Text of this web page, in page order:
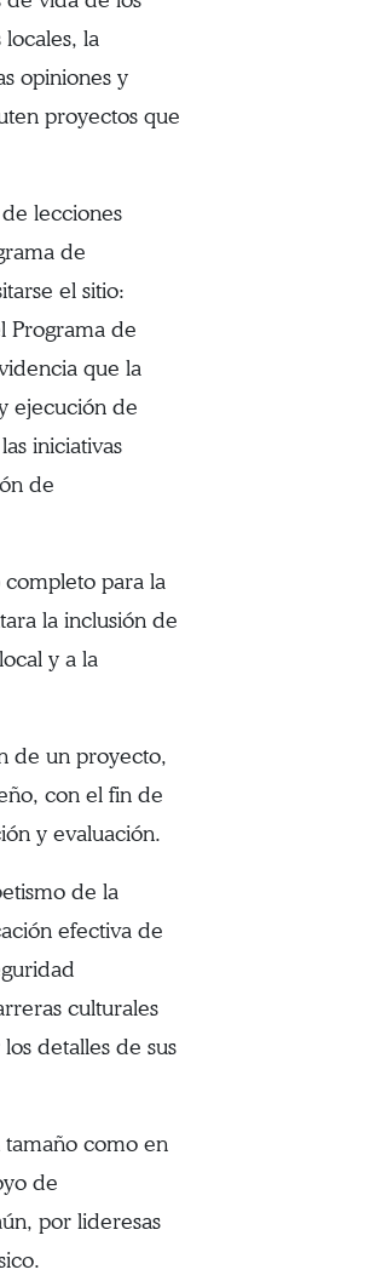
la
opiniones y
proyectos que
lecciones
de
el sitio:
Programa de
que la
ejecución de
iniciativas
de
para la
la inclusión de
y a la
de un proyecto,
con el fin de
y evaluación.
de la
efectiva de
culturales
detalles de sus
como en
de
por lideresas